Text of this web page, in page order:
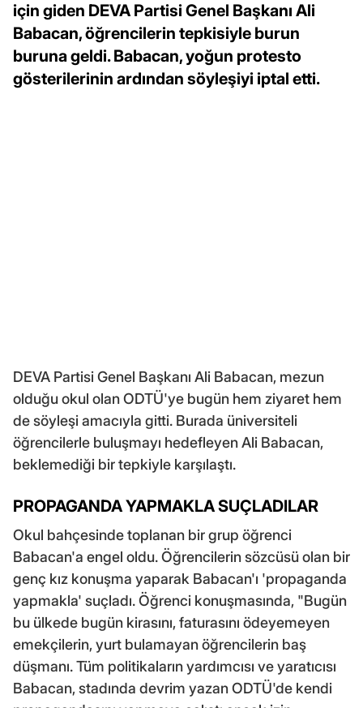
için giden DEVA Partisi Genel Başkanı Ali
Babacan, öğrencilerin tepkisiyle burun
buruna geldi. Babacan, yoğun protesto
gösterilerinin ardından söyleşiyi iptal etti.
DEVA Partisi Genel Başkanı Ali Babacan, mezun
olduğu okul olan ODTÜ'ye bugün hem ziyaret hem
de söyleşi amacıyla gitti. Burada üniversiteli
öğrencilerle buluşmayı hedefleyen Ali Babacan,
beklemediği bir tepkiyle karşılaştı.
PROPAGANDA YAPMAKLA SUÇLADILAR
Okul bahçesinde toplanan bir grup öğrenci
Babacan'a engel oldu. Öğrencilerin sözcüsü olan bir
genç kız konuşma yaparak Babacan'ı 'propaganda
yapmakla' suçladı. Öğrenci konuşmasında, "Bugün
bu ülkede bugün kirasını, faturasını ödeyemeyen
emekçilerin, yurt bulamayan öğrencilerin baş
düşmanı. Tüm politikaların yardımcısı ve yaratıcısı
Babacan, stadında devrim yazan ODTÜ'de kendi